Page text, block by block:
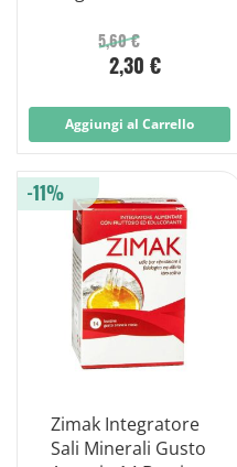
5,60 €
2,30 €
Aggiungi al Carrello
Zimak Integratore
Sali Minerali Gusto
-11%